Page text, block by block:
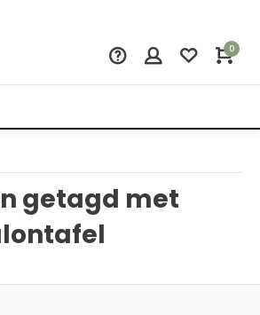
0
getagd met